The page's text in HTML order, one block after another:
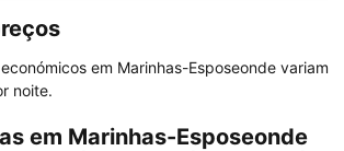
em Marinhas-Esposeonde variam
noite.
em Marinhas-Esposeonde